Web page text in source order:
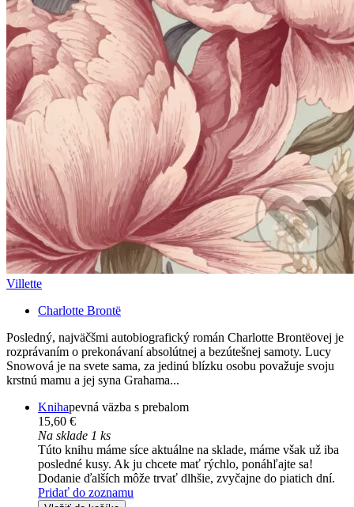
Villette
Charlotte Brontë
Posledný, najväčšmi autobiografický román Charlotte Brontëovej je
rozprávaním o prekonávaní absolútnej a bezútešnej samoty. Lucy
Snowová je na svete sama, za jedinú blízku osobu považuje svoju
krstnú mamu a jej syna Grahama...
Knihapevná väzba s prebalom
15,60 €
Na sklade 1 ks
Túto knihu máme síce aktuálne na sklade, máme však už iba
posledné kusy. Ak ju chcete mať rýchlo, ponáhľajte sa!
Dodanie ďalších môže trvať dlhšie, zvyčajne do piatich dní.
Pridať do zoznamu